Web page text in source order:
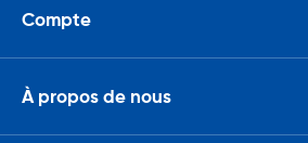
Compte
À propos de nous